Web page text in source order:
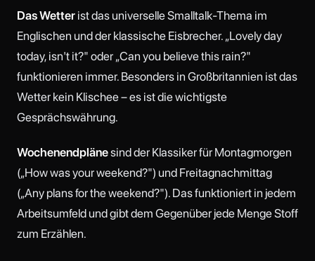
Das Wetter ist das universelle Smalltalk-Thema im
Englischen und der klassische Eisbrecher. „Lovely day
today, isn't it?" oder „Can you believe this rain?"
funktionieren immer. Besonders in Großbritannien ist das
Wetter kein Klischee – es ist die wichtigste
Gesprächswährung.
Wochenendplänesind der Klassiker für Montagmorgen
(„How was your weekend?") und Freitagnachmittag
(„Any plans for the weekend?"). Das funktioniert in jedem
Arbeitsumfeld und gibt dem Gegenüber jede Menge Stoff
zum Erzählen.